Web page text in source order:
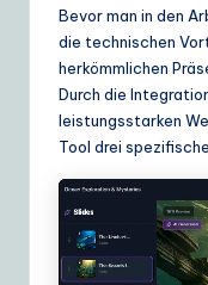
ti
o
Bevor man in den
die technischen
herkömmlichen
Durch die
leistungsstarken
Tool drei